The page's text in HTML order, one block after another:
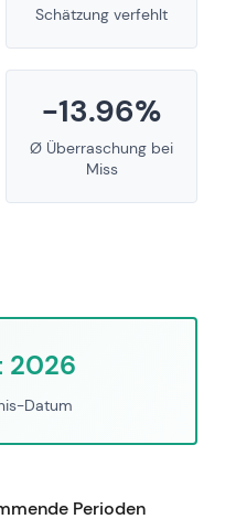
Schätzung verfehlt
-13.96%
Ø Überraschung bei
Miss
2026
Datum
Perioden